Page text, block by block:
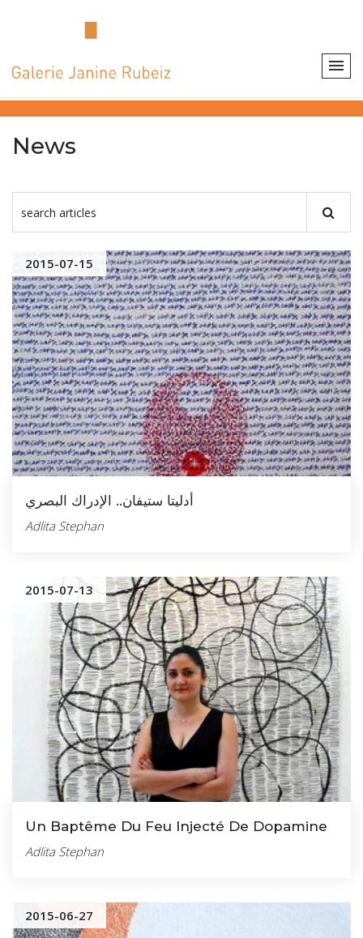
News
2015-07-15
أدليتا ستيفان.. الإدراك البصري
Adlita Stephan
2015-07-13
Un Baptême Du Feu Injecté De Dopamine
Adlita Stephan
2015-06-27